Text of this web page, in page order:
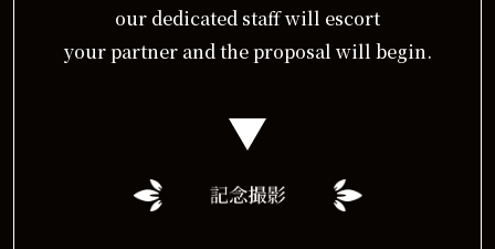
our dedicated staff will escort
your partner and the proposal will begin.